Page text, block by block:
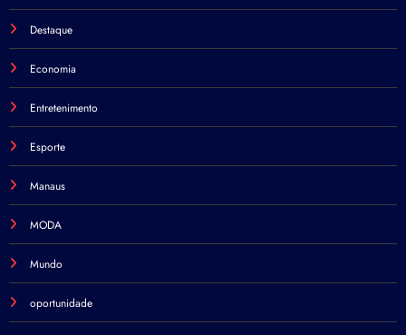
Destaque
Economia
Entretenimento
Esporte
Manaus
MODA
Mundo
oportunidade